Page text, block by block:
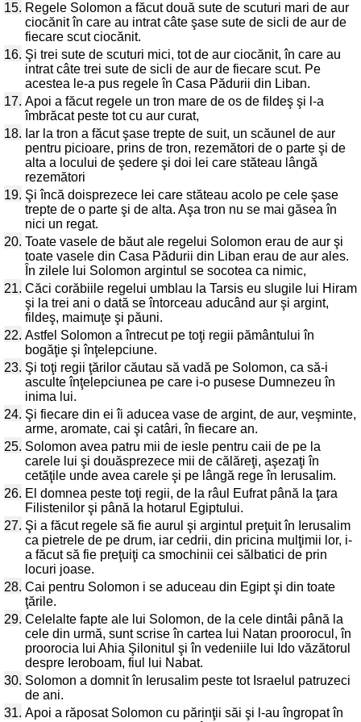
15. Regele Solomon a făcut două sute de scuturi mari de aur
ciocănit în care au intrat câte şase sute de sicli de aur de
fiecare scut ciocănit.
16. Şi trei sute de scuturi mici, tot de aur ciocănit, în care au
intrat câte trei sute de sicli de aur de fiecare scut. Pe
acestea le-a pus regele în Casa Pădurii din Liban.
17. Apoi a făcut regele un tron mare de os de fildeş şi l-a
îmbrăcat peste tot cu aur curat,
18. Iar la tron a făcut şase trepte de suit, un scăunel de aur
pentru picioare, prins de tron, rezemători de o parte şi de
alta a locului de şedere şi doi lei care stăteau lângă
rezemători
19. Şi încă doisprezece lei care stăteau acolo pe cele şase
trepte de o parte şi de alta. Aşa tron nu se mai găsea în
nici un regat.
20. Toate vasele de băut ale regelui Solomon erau de aur şi
toate vasele din Casa Pădurii din Liban erau de aur ales.
În zilele lui Solomon argintul se socotea ca nimic,
21. Căci corăbiile regelui umblau la Tarsis eu slugile lui Hiram
şi la trei ani o dată se întorceau aducând aur şi argint,
fildeş, maimuţe şi păuni.
22. Astfel Solomon a întrecut pe toţi regii pământului în
bogăţie şi înţelepciune.
23. Şi toţi regii ţărilor căutau să vadă pe Solomon, ca să-i
asculte înţelepciunea pe care i-o pusese Dumnezeu în
inima lui.
24. Şi fiecare din ei îi aducea vase de argint, de aur, veşminte,
arme, aromate, cai şi catâri, în fiecare an.
25. Solomon avea patru mii de iesle pentru caii de pe la
carele lui şi douăsprezece mii de călăreţi, aşezaţi în
cetăţile unde avea carele şi pe lângă rege în Ierusalim.
26. El domnea peste toţi regii, de la râul Eufrat până la ţara
Filistenilor şi până la hotarul Egiptului.
27. Şi a făcut regele să fie aurul şi argintul preţuit în Ierusalim
ca pietrele de pe drum, iar cedrii, din pricina mulţimii lor, i-
a făcut să fie preţuiţi ca smochinii cei sălbatici de prin
locuri joase.
28. Cai pentru Solomon i se aduceau din Egipt şi din toate
ţările.
29. Celelalte fapte ale lui Solomon, de la cele dintâi până la
cele din urmă, sunt scrise în cartea lui Natan proorocul, în
proorocia lui Ahia Şilonitul şi în vedeniile lui Ido văzătorul
despre Ieroboam, fiul lui Nabat.
30. Solomon a domnit în Ierusalim peste tot Israelul patruzeci
de ani.
31. Apoi a răposat Solomon cu părinţii săi şi l-au îngropat în